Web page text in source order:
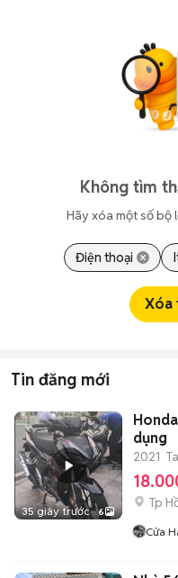
Không tìm
Hãy xóa một số bộ
Điện thoại
Xóa
Tin đăng mới
35 giây trước 6
dụng
2021
Tp
Cửa